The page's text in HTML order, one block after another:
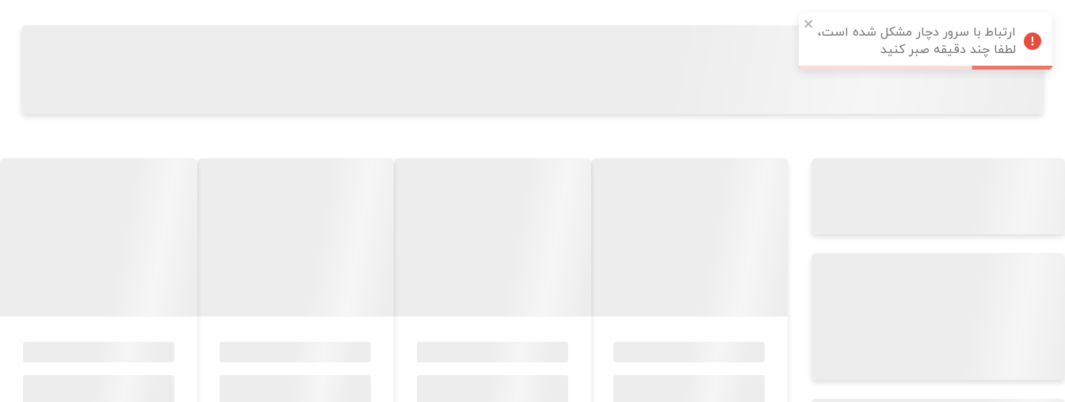
ارتباط با سرور دچار مشکل شده است،
لطفا چند دقیقه صبر کنید